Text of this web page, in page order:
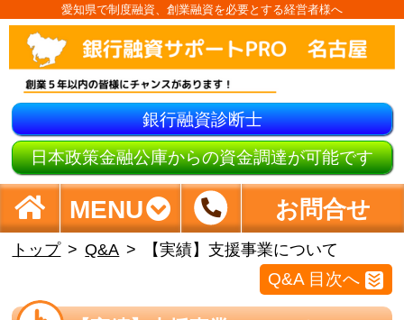
愛知県で制度融資、創業融資を必要とする経営者様へ
銀行融資診断士
日本政策金融公庫からの資金調達が可能です
MENU お問合せ
トップ Q&A 【実績】支援事業について
Q&A 目次へ